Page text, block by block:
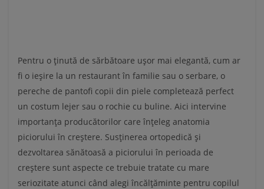
Pentru o ținută de sărbătoare ușor mai elegantă, cum ar
fi o ieșire la un restaurant în familie sau o serbare, o
pereche de pantofi copii din piele completează perfect
un costum lejer sau o rochie cu buline. Aici intervine
importanța producătorilor care înțeleg anatomia
piciorului în creștere. Susținerea ortopedică și
dezvoltarea sănătoasă a piciorului în perioada de
creștere sunt aspecte ce trebuie tratate cu mare
seriozitate atunci când alegi încălțăminte pentru copilul